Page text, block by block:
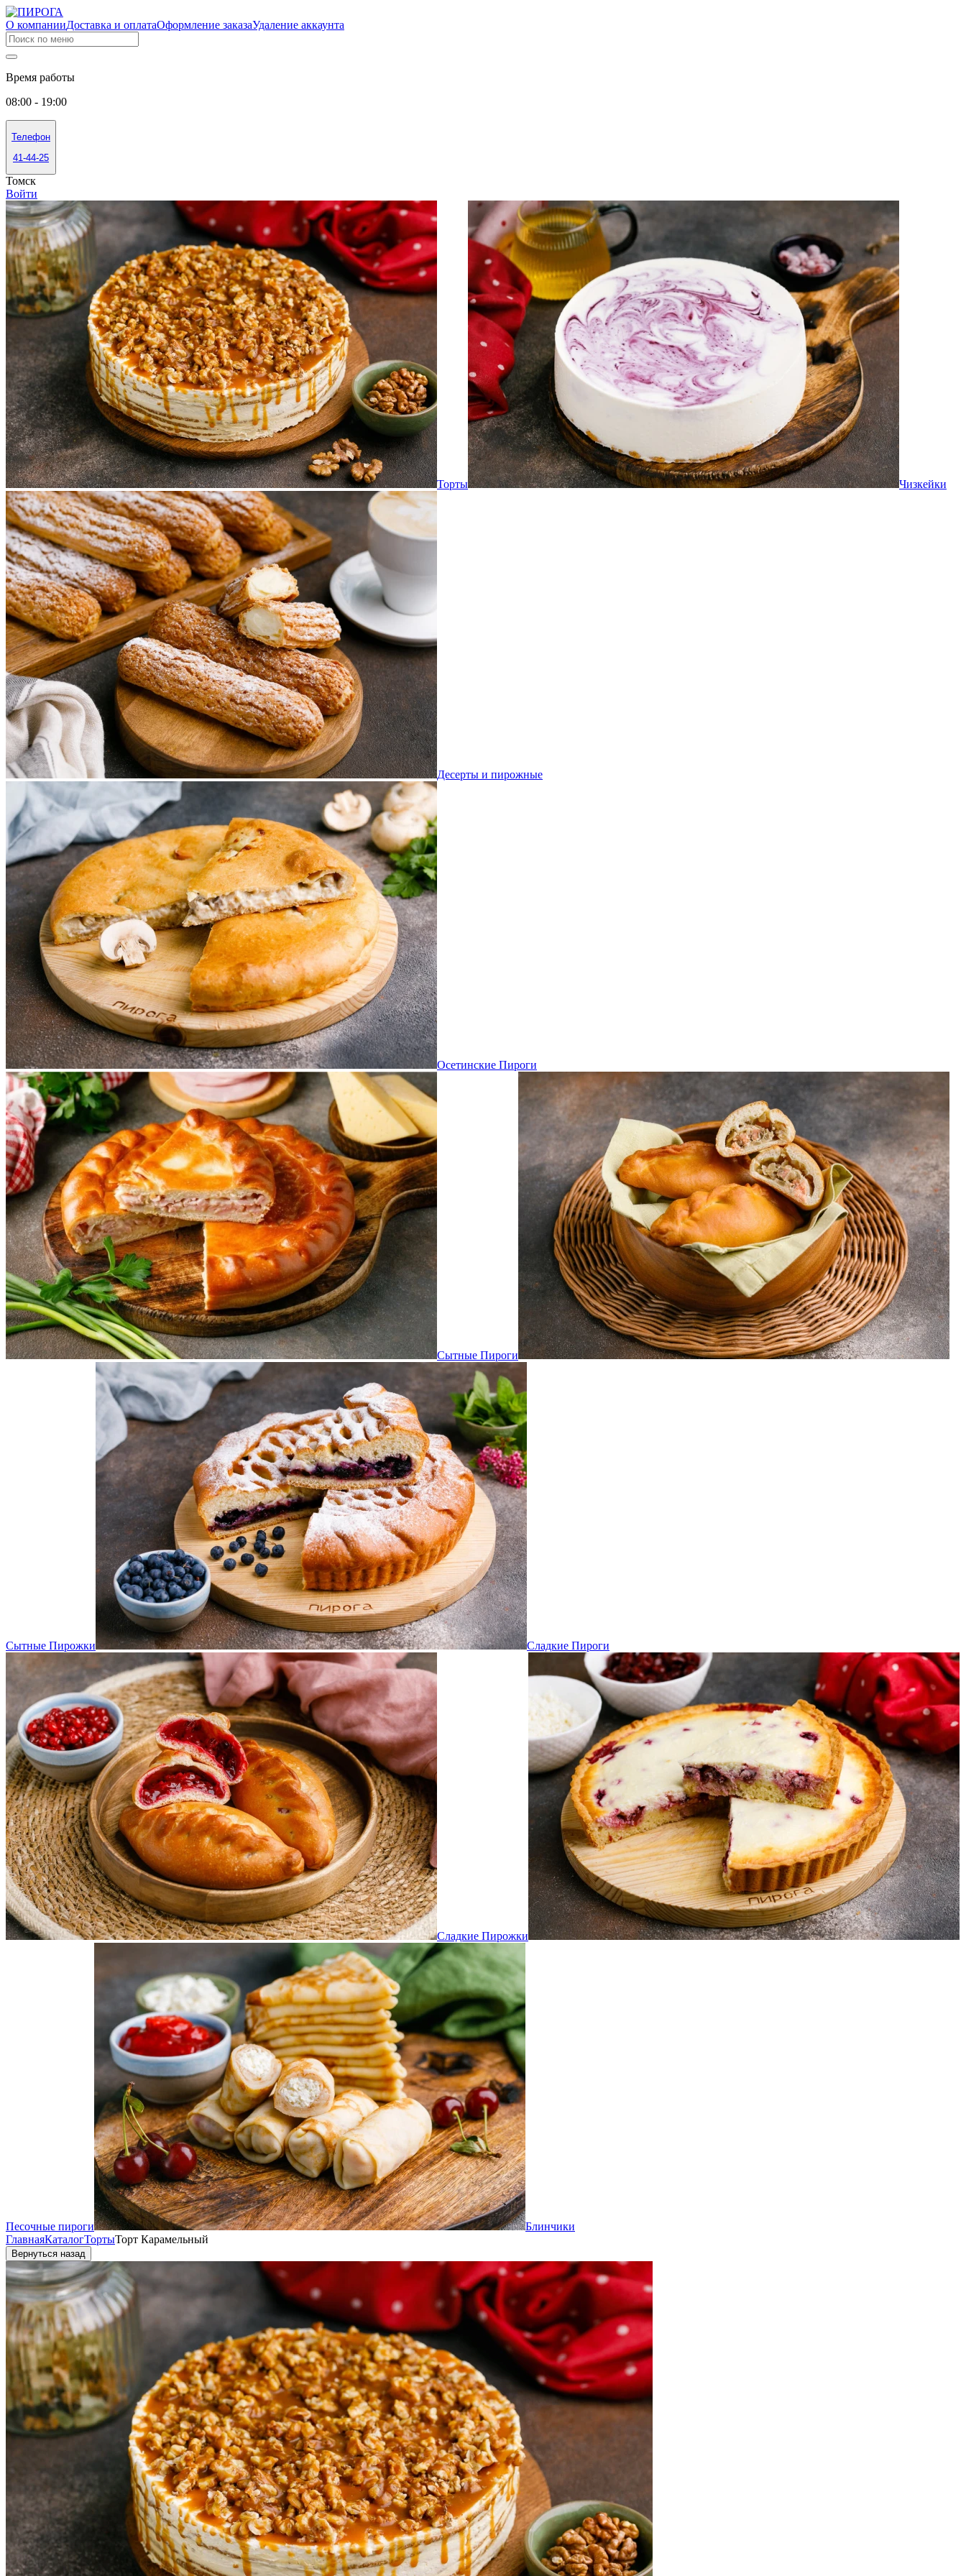
О компанииДоставка и оплатаОформление заказаУдаление аккаунта
Время работы
08:00 - 19:00
Телефон
41-44-25
Томск
Войти
Торты Чизкейки
Десерты и пирожные
Осетинские Пироги
Сытные Пироги
Сытные Пирожки Сладкие Пироги
Сладкие Пирожки
Песочные пироги
Блинчики
ГлавнаяКаталогТортыТорт Карамельный
Вернуться назад